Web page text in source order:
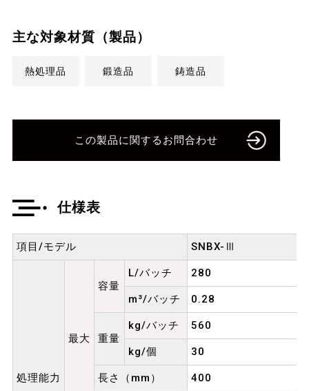
主な対象材質（製品）
熱処理品 鍛造品 鋳造品
この製品に関するお問合わせ
仕様表
項目/モデル SNBX-Ⅲ
処理能力
最大
容量
L/バッチ 280
m³/バッチ 0.28
重量
kg/バッチ 560
kg/個 30
長さ（mm） 400